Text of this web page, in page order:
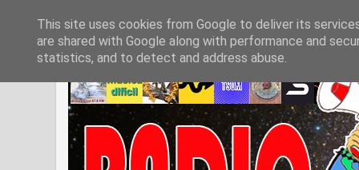
This site uses cookies from Google to deliver its
are shared with Google along with performance and
statistics, and to detect and address abuse.